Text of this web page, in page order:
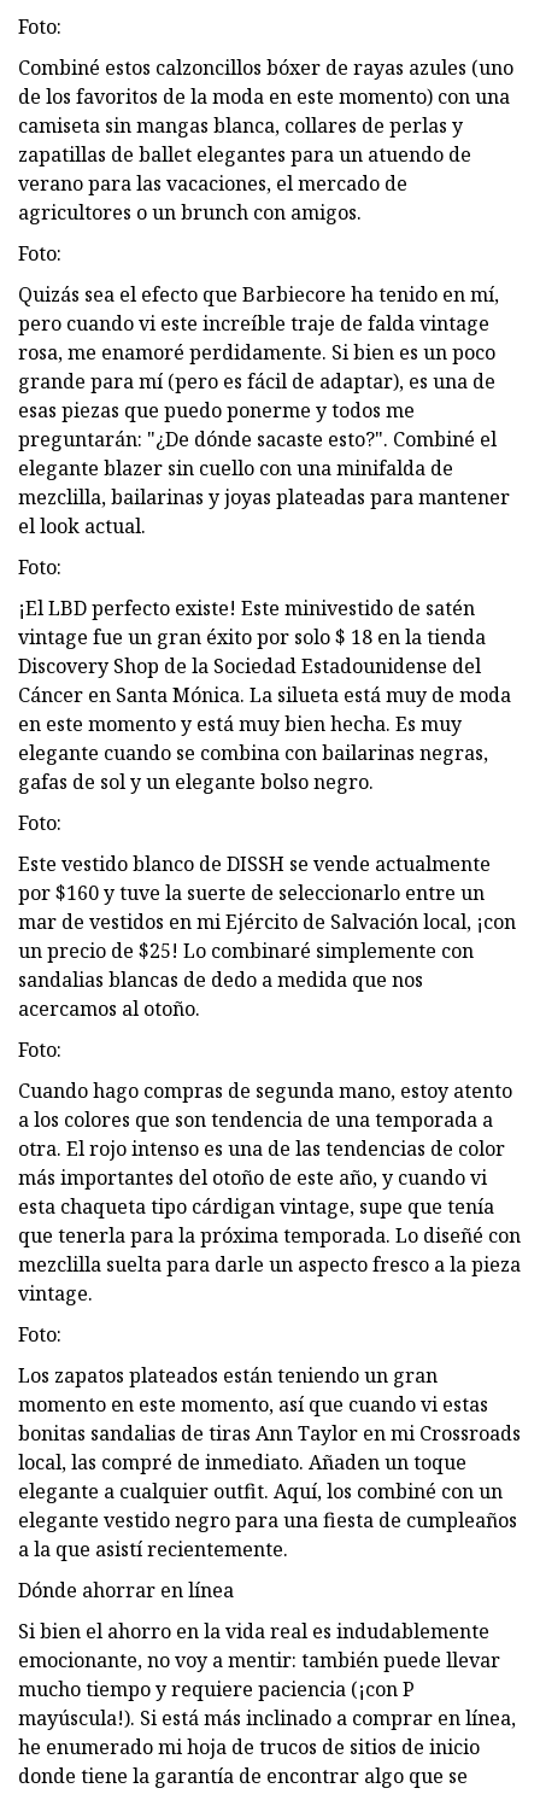
Foto:
Combiné estos calzoncillos bóxer de rayas azules (uno
de los favoritos de la moda en este momento) con una
camiseta sin mangas blanca, collares de perlas y
zapatillas de ballet elegantes para un atuendo de
verano para las vacaciones, el mercado de
agricultores o un brunch con amigos.
Foto:
Quizás sea el efecto que Barbiecore ha tenido en mí,
pero cuando vi este increíble traje de falda vintage
rosa, me enamoré perdidamente. Si bien es un poco
grande para mí (pero es fácil de adaptar), es una de
esas piezas que puedo ponerme y todos me
preguntarán: "¿De dónde sacaste esto?". Combiné el
elegante blazer sin cuello con una minifalda de
mezclilla, bailarinas y joyas plateadas para mantener
el look actual.
Foto:
¡El LBD perfecto existe! Este minivestido de satén
vintage fue un gran éxito por solo $ 18 en la tienda
Discovery Shop de la Sociedad Estadounidense del
Cáncer en Santa Mónica. La silueta está muy de moda
en este momento y está muy bien hecha. Es muy
elegante cuando se combina con bailarinas negras,
gafas de sol y un elegante bolso negro.
Foto:
Este vestido blanco de DISSH se vende actualmente
por $160 y tuve la suerte de seleccionarlo entre un
mar de vestidos en mi Ejército de Salvación local, ¡con
un precio de $25! Lo combinaré simplemente con
sandalias blancas de dedo a medida que nos
acercamos al otoño.
Foto:
Cuando hago compras de segunda mano, estoy atento
a los colores que son tendencia de una temporada a
otra. El rojo intenso es una de las tendencias de color
más importantes del otoño de este año, y cuando vi
esta chaqueta tipo cárdigan vintage, supe que tenía
que tenerla para la próxima temporada. Lo diseñé con
mezclilla suelta para darle un aspecto fresco a la pieza
vintage.
Foto:
Los zapatos plateados están teniendo un gran
momento en este momento, así que cuando vi estas
bonitas sandalias de tiras Ann Taylor en mi Crossroads
local, las compré de inmediato. Añaden un toque
elegante a cualquier outfit. Aquí, los combiné con un
elegante vestido negro para una fiesta de cumpleaños
a la que asistí recientemente.
Dónde ahorrar en línea
Si bien el ahorro en la vida real es indudablemente
emocionante, no voy a mentir: también puede llevar
mucho tiempo y requiere paciencia (¡con P
mayúscula!). Si está más inclinado a comprar en línea,
he enumerado mi hoja de trucos de sitios de inicio
donde tiene la garantía de encontrar algo que se